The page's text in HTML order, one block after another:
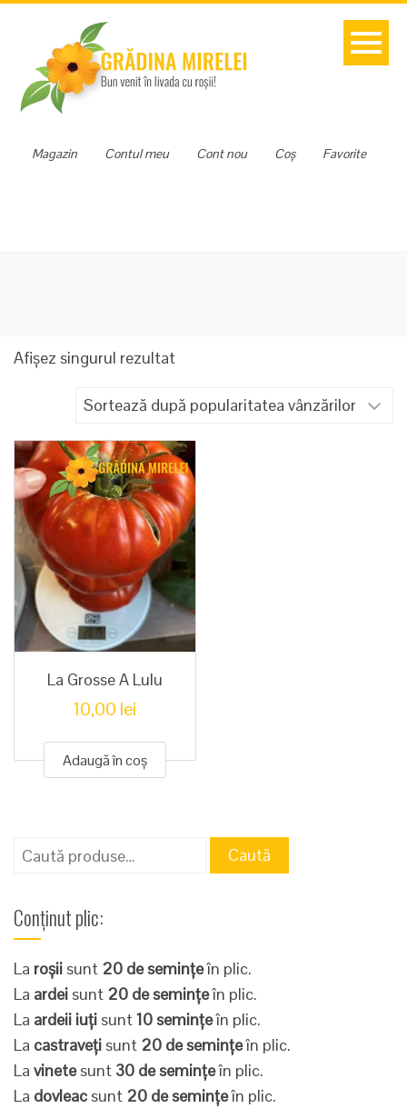
Favorite
Coș
Cont nou
Contul meu
Magazin
Afișez singurul rezultat
La Grosse A Lulu
10,00 lei
Adaugă în coș
Caută
Caută
Conținut plic:
La roșii sunt 20 de semințeîn plic.
La ardei sunt 20 de semințeîn plic.
La ardeii iuți sunt10 semințeîn plic.
La castraveți sunt 20 de semințeîn plic.
La vinetesunt 30 de semințeîn plic.
La dovleac sunt 20 de semințeîn plic.